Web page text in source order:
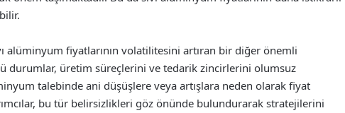
alüminyum fiyatlarının volatilitesini artıran bir diğer önemli
durumlar, üretim süreçlerini ve tedarik zincirlerini olumsuz
talebinde ani düşüşlere veya artışlara neden olarak fiyat
bu tür belirsizlikleri göz önünde bulundurarak stratejilerini